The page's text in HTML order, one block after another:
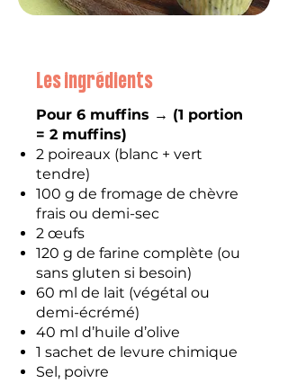
Les ingrédients
Pour 6 muffins → (1 portion
= 2 muffins)
2 poireaux (blanc + vert
tendre)
100 g de fromage de chèvre
frais ou demi-sec
2 œufs
120 g de farine complète (ou
sans gluten si besoin)
60 ml de lait (végétal ou
demi-écrémé)
40 ml d’huile d’olive
1 sachet de levure chimique
Sel, poivre